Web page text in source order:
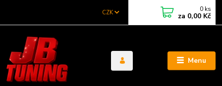
Menu
CZK 0 ks
za 0,00 Kč